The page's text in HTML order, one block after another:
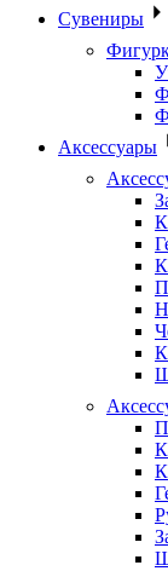
Сувениры
Аксессуары